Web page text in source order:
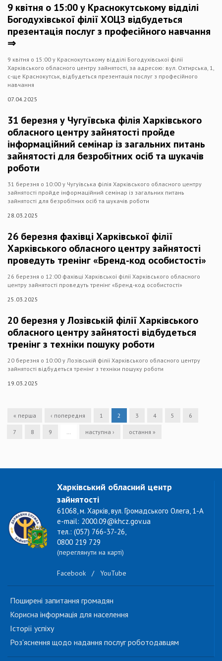
9 квітня о 15:00 у Краснокутському відділі
Богодухівської філії ХОЦЗ відбудеться
презентація послуг з професійного навчання
⇒
9 квітня о 15:00 у Краснокутському відділі Богодухівської філії
Харківського обласного центру зайнятості, за адресою: вул. Охтирська, 1,
с-ще Краснокутськ, відбудеться презентація послуг з професійного
навчання
07.04.2025
31 березня у Чугуївська філія Харківського
обласного центру зайнятості пройде
інформаційний семінар із загальних питань
зайнятості для безробітних осіб та шукачів
роботи
31 березня о 10:00 у Чугуївська філія Харківського обласного центру
зайнятості пройде інформаційний семінар із загальних питань
зайнятості для безробітних осіб та шукачів роботи
28.03.2025
26 березня фахівці Харківської філії
Харківського обласного центру зайнятості
проведуть тренінг «Бренд-код особистості»
26 березня о 12:00 фахівці Харківської філії Харківського обласного
центру зайнятості проведуть тренінг «Бренд-код особистості»
25.03.2025
20 березня у Лозівській філії Харківського
обласного центру зайнятості відбудеться
тренінг з техніки пошуку роботи
20 березня о 10:00 у Лозівській філії Харківського обласного центру
зайнятості відбудеться тренінг з техніки пошуку роботи
19.03.2025
« перша ‹ попередня 1 2 3 4 5 6
7 8 9 наступна › остання »
Харківський обласний центр
зайнятості
61068, м. Харків, вул. Громадського Олега, 1-А
e-mail: 2000.09@khcz.gov.ua
тел.: (057) 766-37-26,
0800 219 729
(переглянути на карті)
Facebook / YouTube
Поширені запитання громадян
Корисна інформація для населення
Історії успіху
Роз'яснення щодо надання послуг роботодавцям